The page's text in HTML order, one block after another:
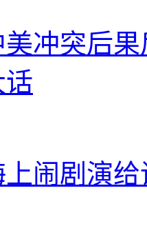
冲突后
话
闹剧演